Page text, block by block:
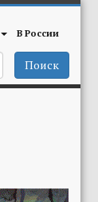
В России
Поиск